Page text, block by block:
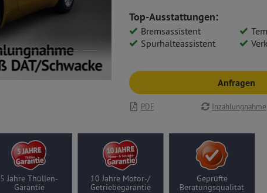
Top-Ausstattungen:
Bremsassistent
Spurhalteassistent
Anfragen
PDF Inzahlungnahme
5 Jahre Thüllen-
Garantie
10 Jahre Motor-/
Getriebegarantie
Geprüfte
Beratungsqualität